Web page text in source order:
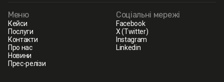
Меню
Кейси
Послуги
Контакти
Про нас
Новини
Прес-релізи
Соціальні мережі
Facebook
X (Twitter)
Instagram
Linkedin